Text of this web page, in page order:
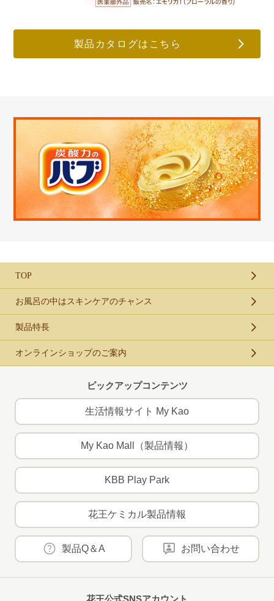
製品カタログはこちら
TOP
お風呂の中はスキンケアのチャンス
製品特長
オンラインショップのご案内
ピックアップコンテンツ
生活情報サイト My Kao
My Kao Mall（製品情報）
KBB Play Park
花王ケミカル製品情報
製品Q＆A お問い合わせ
花王公式SNSアカウント